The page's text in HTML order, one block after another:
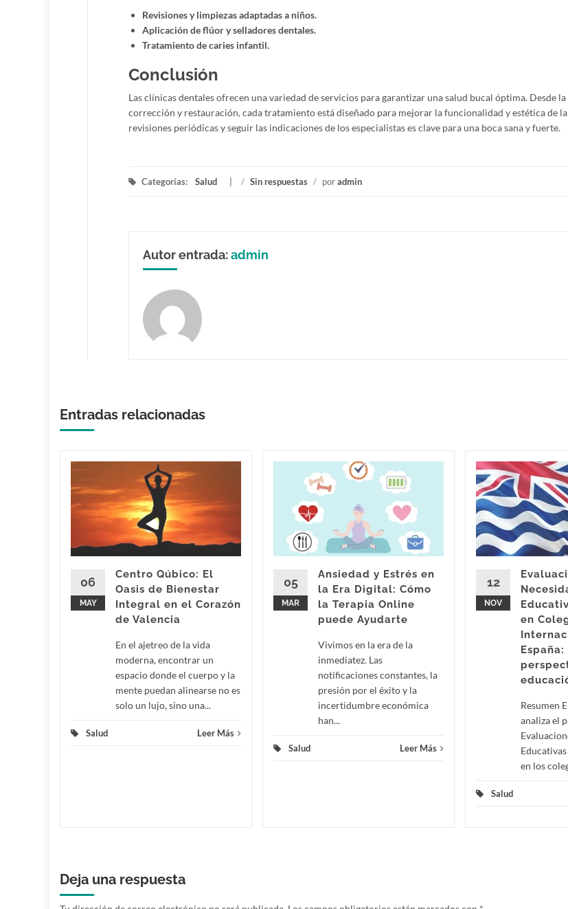
Revisiones y limpiezas adaptadas a niños.
Aplicación de flúor y selladores dentales.
Tratamiento de caries infantil.
Conclusión
Las clínicas dentales ofrecen una variedad de servicios para garantizar una salud bucal óptima. Desde
corrección y restauración, cada tratamiento está diseñado para mejorar la funcionalidad y estética de
revisiones periódicas y seguir las indicaciones de los especialistas es clave para una boca sana y fuerte.
Categorías: Salud / Sin respuestas / poradmin
Autor entrada:admin
Entradas relacionadas
06
MAY
Centro Qúbico: El
Oasis de Bienestar
Integral en el Corazón
de Valencia
En el ajetreo de la vida
moderna, encontrar un
espacio donde el cuerpo y la
mente puedan alinearse no es
solo un lujo, sino una...
Salud Leer Más
05
MAR
Ansiedad y Estrés en
la Era Digital: Cómo
la Terapia Online
puede Ayudarte
Vivimos en la era de la
inmediatez. Las
notificaciones constantes, la
presión por el éxito y la
incertidumbre económica
han...
Salud Leer Más
12
NOV
en
Resumen
analiza el
en los
Salud
Deja una respuesta